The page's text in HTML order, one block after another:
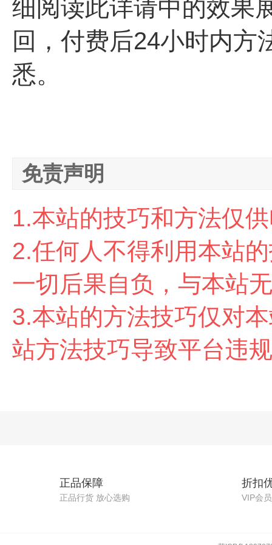
细阅读此详请中的效果
回，付费后24小时内方
悉。
免责声明
1.本站的技巧和方法仅
2.任何人不得利用本站
一切后果自负，与本站
3.本站的方法技巧仅对
站方法技巧导致平台违
正品保障
正品行货 放心选购
折扣
VIP会